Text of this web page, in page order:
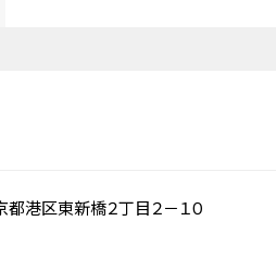
都港区東新橋２丁目２－１０